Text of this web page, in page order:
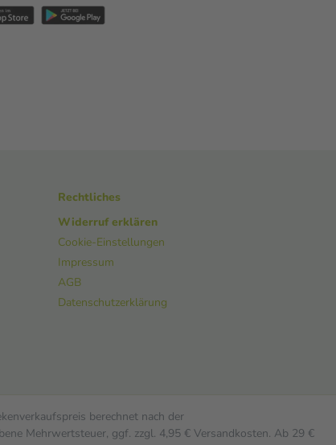
Rechtliches
Widerruf erklären
Cookie-Einstellungen
Impressum
AGB
Datenschutzerklärung
berechnet nach der
Mehrwertsteuer, ggf. zzgl. 4,95 € Versandkosten. Ab 29 €